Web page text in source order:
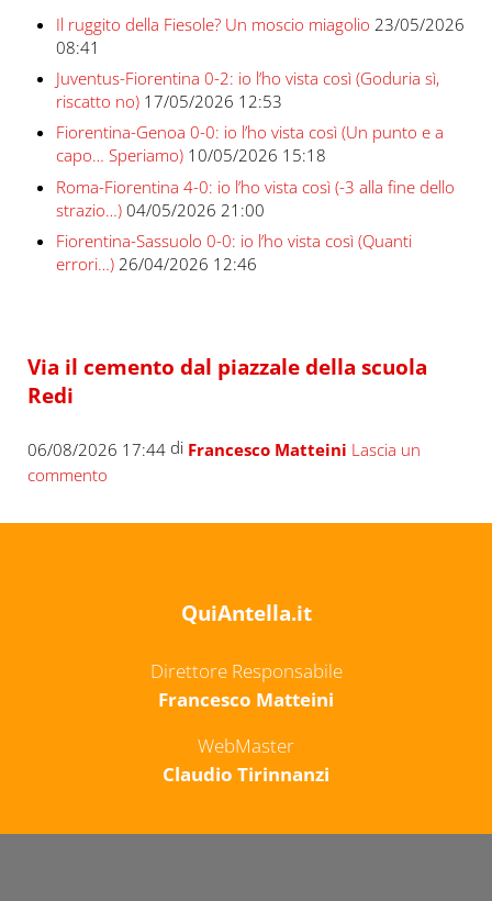
Il ruggito della Fiesole? Un moscio miagolio 23/05/2026
08:41
Juventus-Fiorentina 0-2: io l’ho vista così (Goduria sì,
riscatto no) 17/05/2026 12:53
Fiorentina-Genoa 0-0: io l’ho vista così (Un punto e a
capo… Speriamo) 10/05/2026 15:18
Roma-Fiorentina 4-0: io l’ho vista così (-3 alla fine dello
strazio…) 04/05/2026 21:00
Fiorentina-Sassuolo 0-0: io l’ho vista così (Quanti
errori…) 26/04/2026 12:46
Via il cemento dal piazzale della scuola
Redi
06/08/2026 17:44di Francesco Matteini Lascia un
commento
QuiAntella.it
Direttore Responsabile
Francesco Matteini
WebMaster
Claudio Tirinnanzi